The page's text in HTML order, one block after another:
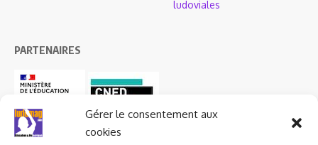
Gérer le consentement aux
cookies
ludoviales
PARTENAIRES